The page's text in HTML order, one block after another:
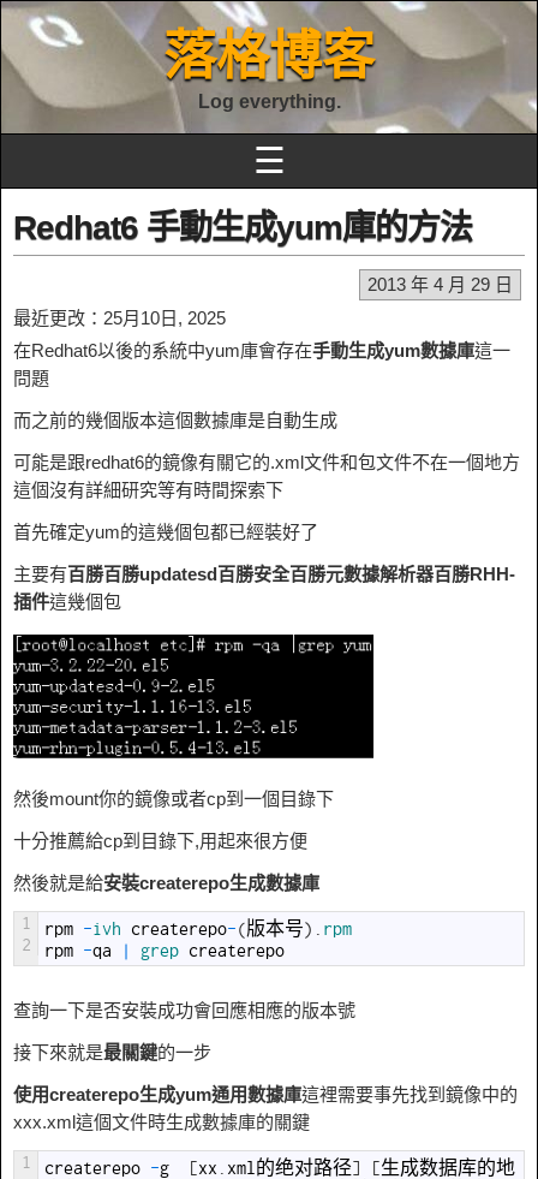
落格博客
Log everything.
☰
Redhat6 手動生成yum庫的方法
2013 年 4 月 29 日
最近更改：25月10日, 2025
在Redhat6以後的系統中yum庫會存在手動生成yum數據庫這一
問題
而之前的幾個版本這個數據庫是自動生成
可能是跟redhat6的鏡像有關它的.xml文件和包文件不在一個地方
這個沒有詳細研究等有時間探索下
首先確定yum的這幾個包都已經裝好了
主要有百勝百勝updatesd百勝安全百勝元數據解析器百勝RHH-
插件這幾個包
然後mount你的鏡像或者cp到一個目錄下
十分推薦給cp到目錄下,用起來很方便
然後就是給安裝createrepo生成數據庫
1
2
rpm -ivh createrepo-(版本号)
rpm
rpm -qa | grep createrepo
查詢一下是否安裝成功會回應相應的版本號
接下來就是最關鍵的一步
使用createrepo生成yum通用數據庫這裡需要事先找到鏡像中的
xxx.xml這個文件時生成數據庫的關鍵
1 createrepo -g [xx xml 的绝对路径] [生成数据库的地